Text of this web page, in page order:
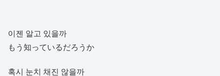
이젠 알고 있을까
もう知っているだろうか
혹시 눈치 채진 않을까